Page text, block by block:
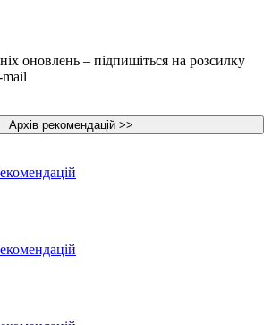
оновлень – підпишіться на розсилку
mail